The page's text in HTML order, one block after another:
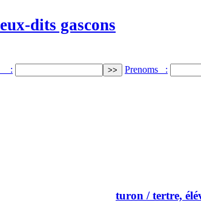
dits gascons
: Prenoms :
turon / tertre,